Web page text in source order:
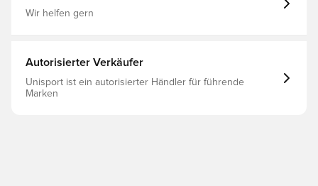
Wir helfen gern
Autorisierter Verkäufer
Unisport ist ein autorisierter Händler für führende
Marken